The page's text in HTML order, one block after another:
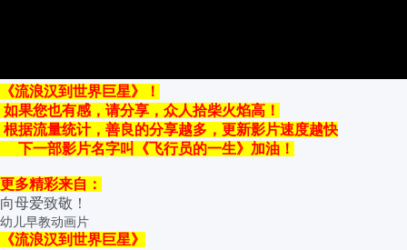
《流浪汉到世界巨星》！
如果您也有感，请分享，众人拾柴火焰高！
根据流量统计，善良的分享越多，更新影片速度越快
下一部影片名字叫《飞行员的一生》加油！
更多精彩来自：
向母爱致敬！
幼儿早教动画片
《流浪汉到世界巨星》